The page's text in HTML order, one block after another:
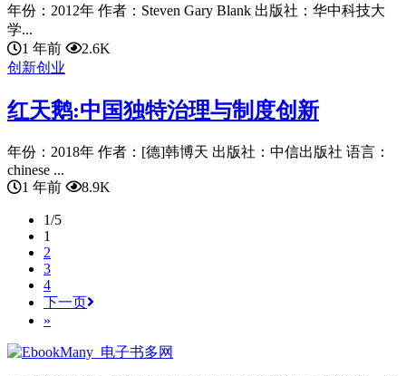
年份：2012年 作者：Steven Gary Blank 出版社：华中科技大
学...
1 年前
2.6K
创新创业
红天鹅:中国独特治理与制度创新
年份：2018年 作者：[德]韩博天 出版社：中信出版社 语言：
chinese ...
1 年前
8.9K
1/5
1
2
3
4
下一页
»